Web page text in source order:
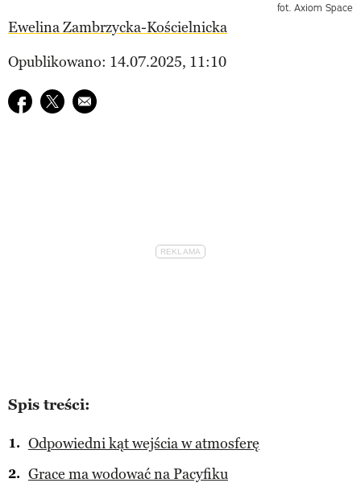
fot. Axiom Space
Ewelina Zambrzycka-Kościelnicka
Opublikowano: 14.07.2025, 11:10
Udostępnij na facebook
Udostępnij na twitter
E-mail do przyjaciela
Spis treści:
Odpowiedni kąt wejścia w atmosferę
Grace ma wodować na Pacyfiku